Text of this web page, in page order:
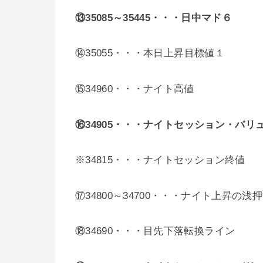
⑬35085～35445・・・日中マド６
⑭35055・・・本日上昇目標値１
⑮34960・・・ナイト高値
⑯34905 ・・・ナイトセッション・バリ
※34815・・・ナイトセッション終値
⑰34800～34700・・・ナイト上昇の浅
⑱34690・・・目先下落転換ライン